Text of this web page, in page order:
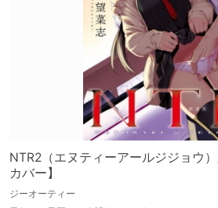
NTR2（エヌティーアールジジョウ
カバー】
ジーオーティー